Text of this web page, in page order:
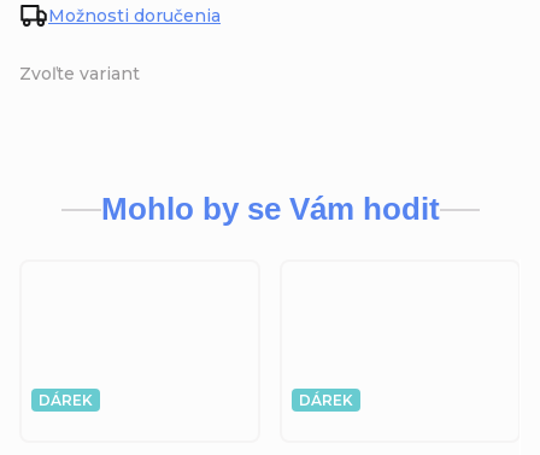
Zvoľte variant
Možnosti doručenia
Mohlo by se Vám hodit
DÁREK DÁREK